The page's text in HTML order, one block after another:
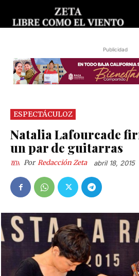
Publicidad
ESPECTÁCULOZ
Natalia Lafourcade
un par de guitarras
Por Redacción Zeta abril 18, 2015